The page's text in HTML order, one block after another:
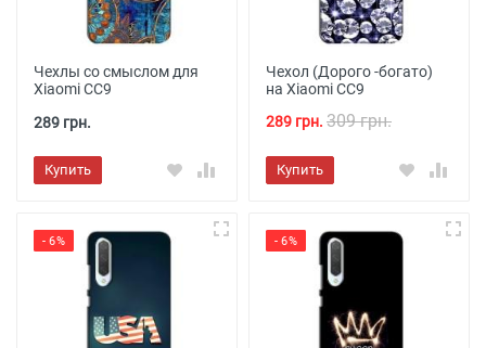
Чехлы со смыслом для
Xiaomi CC9
289 грн.
Купить
Чехол (Дорого -богато)
на Xiaomi CC9
289 грн. 309 грн.
Купить
- 6% - 6%